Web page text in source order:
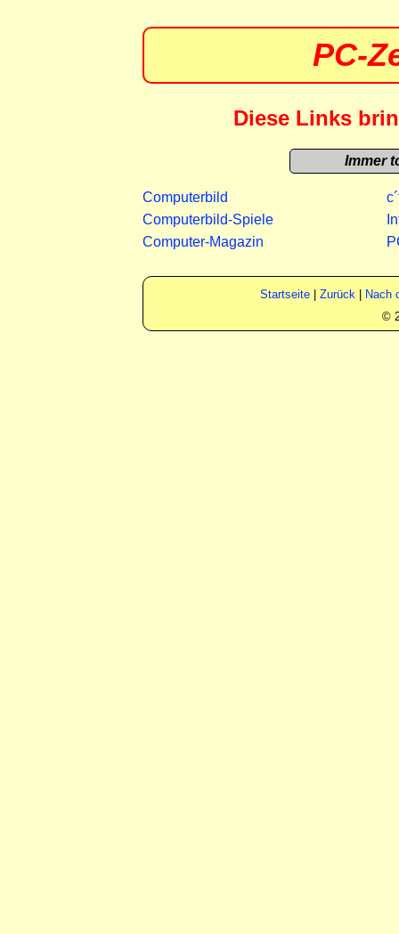
PC-
Diese Links
Immer
Computerbild
Computerbild-Spiele
Computer-Magazin
Startseite Zurück
Nach
©